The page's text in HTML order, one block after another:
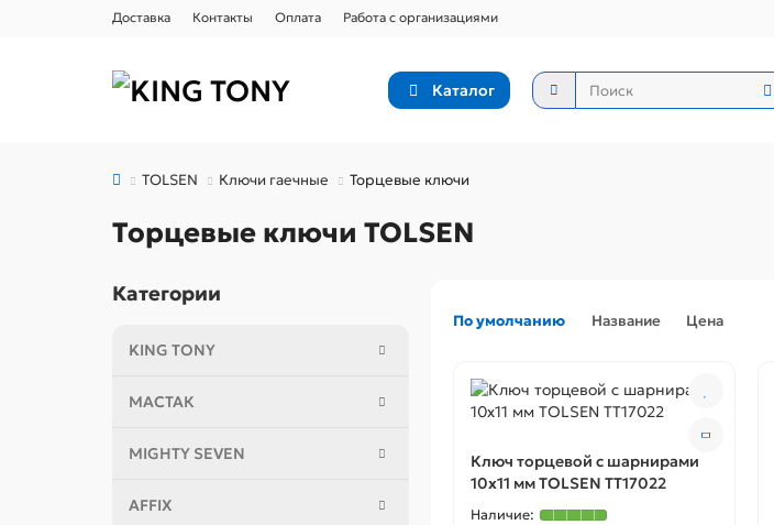
Доставка Контакты Оплата Работа с организациями
Каталог
TOLSEN Ключи гаечные Торцевые ключи
Торцевые ключи TOLSEN
Категории
KING TONY
МАСТАК
MIGHTY SEVEN
AFFIX
По умолчанию Название Цена
Ключ торцевой с шарнирами
10x11 мм TOLSEN TT17022